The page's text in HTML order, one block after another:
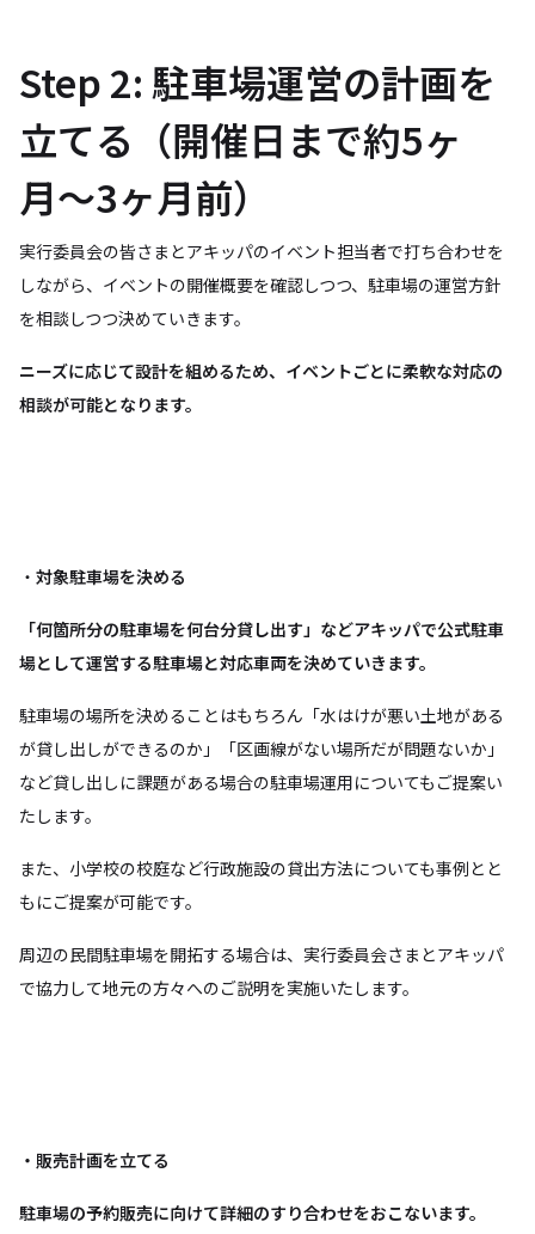
Step 2: 駐車場運営の計画を
立てる（開催日まで約5ヶ
月〜3ヶ月前）
実行委員会の皆さまとアキッパのイベント担当者で打ち合わせを
しながら、イベントの開催概要を確認しつつ、駐車場の運営方針
を相談しつつ決めていきます。
ニーズに応じて設計を組めるため、イベントごとに柔軟な対応の
相談が可能となります。
・ 対象駐車場を決める
「何箇所分の駐車場を何台分貸し出す」などアキッパで公式駐車
場として運営する駐車場と対応車両を決めていきます。
駐車場の場所を決めることはもちろん「水はけが悪い土地がある
が貸し出しができるのか」「区画線がない場所だが問題ないか」
など貸し出しに課題がある場合の駐車場運用についてもご提案い
たします。
また、小学校の校庭など行政施設の貸出方法についても事例とと
もにご提案が可能です。
周辺の民間駐車場を開拓する場合は、実行委員会さまとアキッパ
で協力して地元の方々へのご説明を実施いたします。
・販売計画を立てる
駐車場の予約販売に向けて詳細のすり合わせをおこないます。